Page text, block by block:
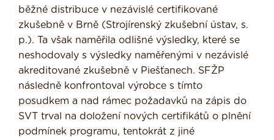
běžné distribuce v nezávislé certifikované
zkušebně v Brně (Strojírenský zkušební ústav, s.
p.). Ta však naměřila odlišné výsledky, které se
neshodovaly s výsledky naměřenými v nezávislé
akreditované zkušebně v Piešťanech. SFŽP
následně konfrontoval výrobce s tímto
posudkem a nad rámec požadavků na zápis do
SVT trval na doložení nových certifikátů o plnění
podmínek programu, tentokrát z jiné